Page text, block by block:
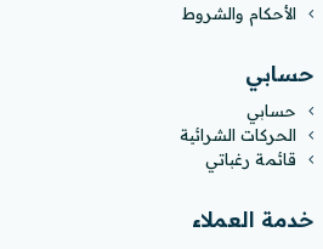
الأحكام والشروط
حسابي
حسابي
الحركات الشرائية
قائمة رغباتي
خدمة العملاء